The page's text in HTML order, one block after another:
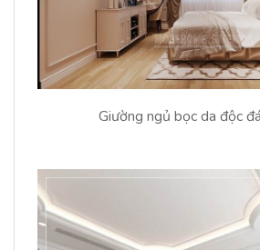
Giường ngủ bọc da độc